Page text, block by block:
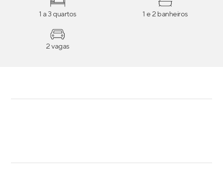
1 a 3 quartos 1 e 2 banheiros
2 vagas